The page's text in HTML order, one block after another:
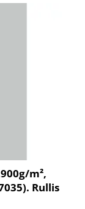
m²,
Rullis